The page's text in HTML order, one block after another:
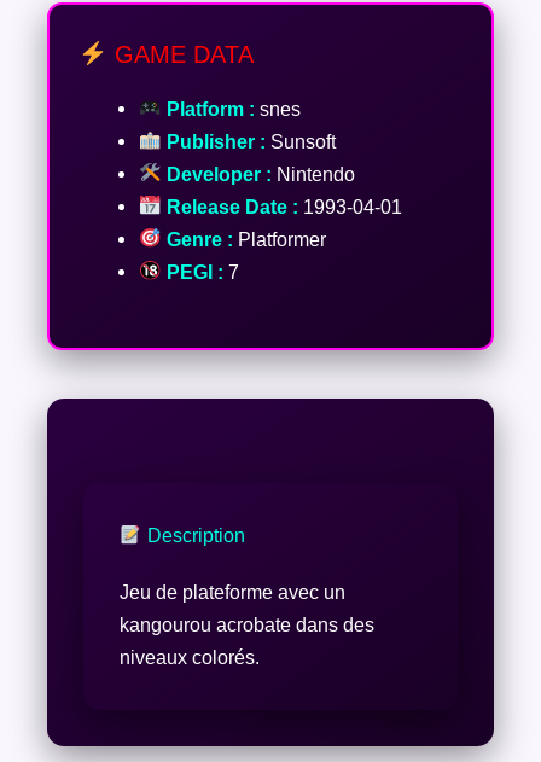
GAME DATA
Platform : snes
Publisher : Sunsoft
Developer : Nintendo
Release Date : 1993-04-01
Genre : Platformer
PEGI : 7
Description
Jeu de plateforme avec un
kangourou acrobate dans des
niveaux colorés.